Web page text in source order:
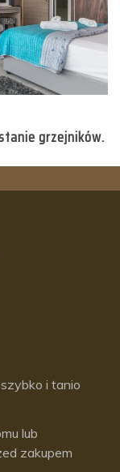
grzejników.
i tanio
lub
zakupem